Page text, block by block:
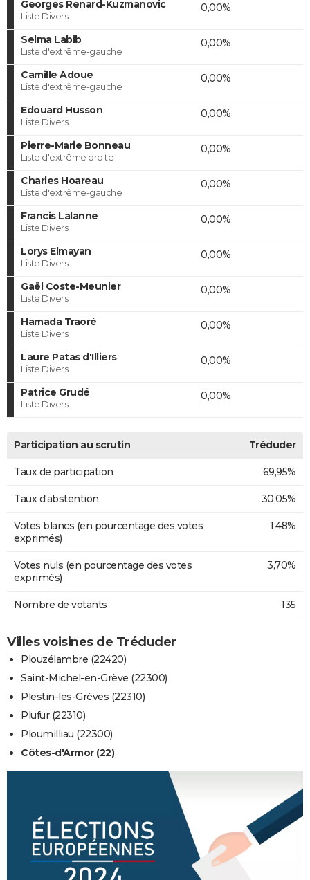
Georges Renard-Kuzmanovic
Liste Divers
0,00%
Selma Labib
Liste d'extrême-gauche
0,00%
Camille Adoue
Liste d'extrême-gauche
0,00%
Edouard Husson
Liste Divers
0,00%
Pierre-Marie Bonneau
Liste d'extrême droite
0,00%
Charles Hoareau
Liste d'extrême-gauche
0,00%
Francis Lalanne
Liste Divers
0,00%
Lorys Elmayan
Liste Divers
0,00%
Gaël Coste-Meunier
Liste Divers
0,00%
Hamada Traoré
Liste Divers
0,00%
Laure Patas d'Illiers
Liste Divers
0,00%
Patrice Grudé
Liste Divers
0,00%
Participation au scrutin Tréduder
Taux de participation 69,95%
Taux d'abstention 30,05%
Votes blancs (en pourcentage des votes
exprimés)
1,48%
Votes nuls (en pourcentage des votes
exprimés)
3,70%
Nombre de votants 135
Villes voisines de Tréduder
Plouzélambre (22420)
Saint-Michel-en-Grève (22300)
Plestin-les-Grèves (22310)
Plufur (22310)
Ploumilliau (22300)
Côtes-d'Armor (22)